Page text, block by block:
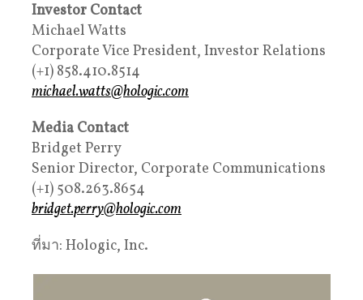
Investor Contact
Michael Watts
Corporate Vice President, Investor Relations
(+1) 858.410.8514
michael.watts@hologic.com
Media Contact
Bridget Perry
Senior Director, Corporate Communications
(+1) 508.263.8654
bridget.perry@hologic.com
ที่มา: Hologic, Inc.